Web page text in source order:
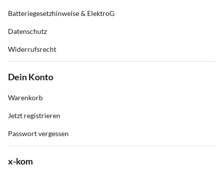
Batteriegesetzhinweise & ElektroG
Datenschutz
Widerrufsrecht
Dein Konto
Warenkorb
Jetzt registrieren
Passwort vergessen
x-kom